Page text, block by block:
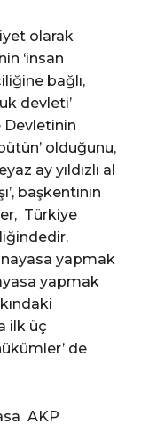
olarak
‘insan
bağlı,
devleti’
Devletinin
olduğunu,
ay yıldızlı al
başkentinin
Türkiye
yapmak
yapmak
ilk üç
de
AKP